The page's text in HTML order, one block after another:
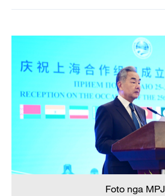
Foto nga MPJ